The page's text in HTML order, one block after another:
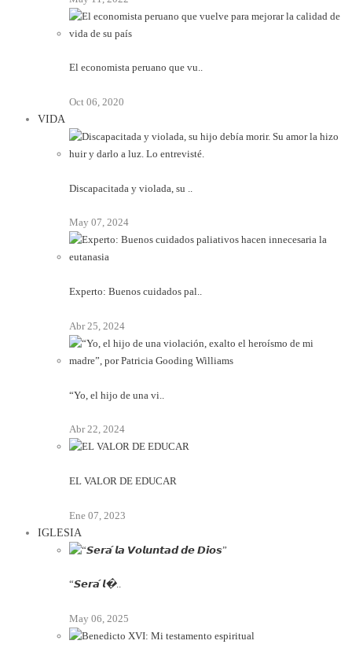
El economista peruano que vu..
Oct 06, 2020
VIDA
Discapacitada y violada, su ..
May 07, 2024
Experto: Buenos cuidados pal..
Abr 25, 2024
“Yo, el hijo de una vi..
Abr 22, 2024
EL VALOR DE EDUCAR
Ene 07, 2023
IGLESIA
“𝙎𝙚𝙧𝙖́ 𝙡�..
May 06, 2025